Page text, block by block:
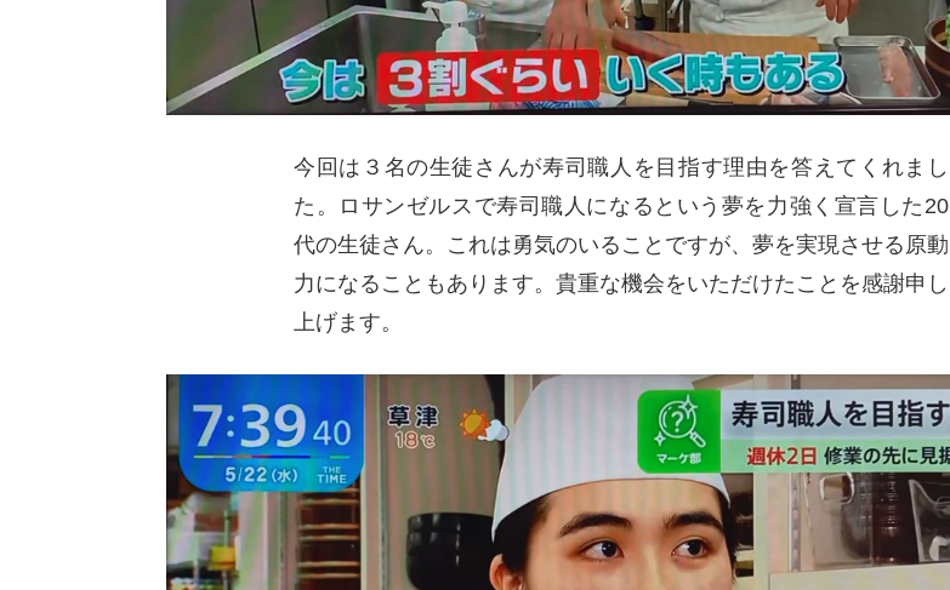
今回は３名の生徒さんが寿司職人を目指す理由を答えてくれまし
た。ロサンゼルスで寿司職人になるという夢を力強く宣言した20
代の生徒さん。これは勇気のいることですが、夢を実現させる原動
力になることもあります。貴重な機会をいただけたことを感謝申し
上げます。